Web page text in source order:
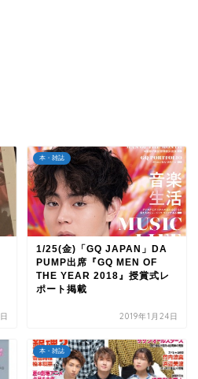
本・雑誌
1/25(金)「GQ JAPAN」DA
PUMP出席『GQ MEN OF
THE YEAR 2018』授賞式レ
ポート掲載
2019年1月24日
本・雑誌